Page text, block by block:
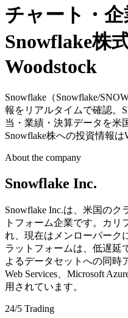
チャート・企
Snowflake株
Woodstock
Snowflake（Snowflake/
報をリアルタイムで確認。
当・業績・決算データを米
Snowflake株への投資情報は
About the company
Snowflake Inc.
Snowflake Inc.は、米国の
トフォーム企業です。カリ
れ、現在はメンローパーク
ラットフォームは、低遅延
よるデータセットへの同時
Web Services、Microsoft
用されています。
24/5 Trading